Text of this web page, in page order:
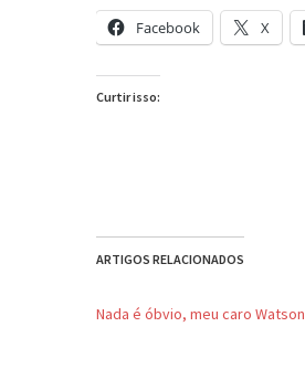
Facebook X
Curtir isso:
ARTIGOS RELACIONADOS
Nada é óbvio, meu caro Watson